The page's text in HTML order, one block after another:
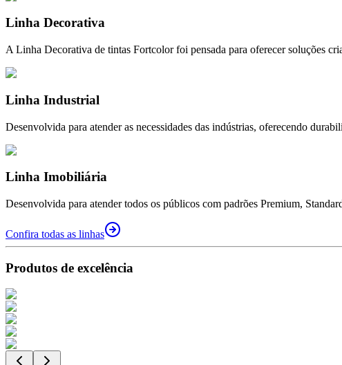
Linha Decorativa
A Linha Decorativa de tintas Fortcolor foi pensada para oferecer soluções
Linha Industrial
Desenvolvida para atender as necessidades das indústrias, oferecendo
Linha Imobiliária
Desenvolvida para atender todos os públicos com padrões Premium,
Confira todas as linhas
Produtos de excelência